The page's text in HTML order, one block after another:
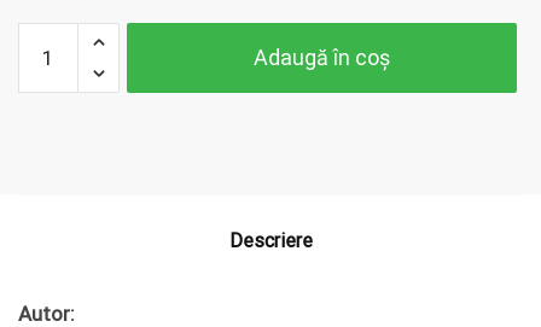
50 cele
mai
Adaugă în coș
Descriere
Autor: